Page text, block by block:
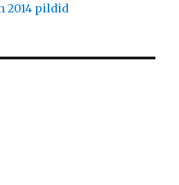
2014 pildid